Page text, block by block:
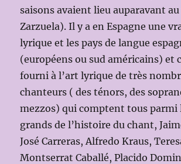
saisons avaient lieu auparavant
Zarzuela). Il y a en Espagne une
lyrique et les pays de langue
(européens ou sud américains) et
fourni à l’art lyrique de très
chanteurs ( des ténors, des
mezzos) qui comptent tous parmi
grands de l’histoire du chant,
José Carreras, Alfredo Kraus,
Montserrat Caballé, Placido